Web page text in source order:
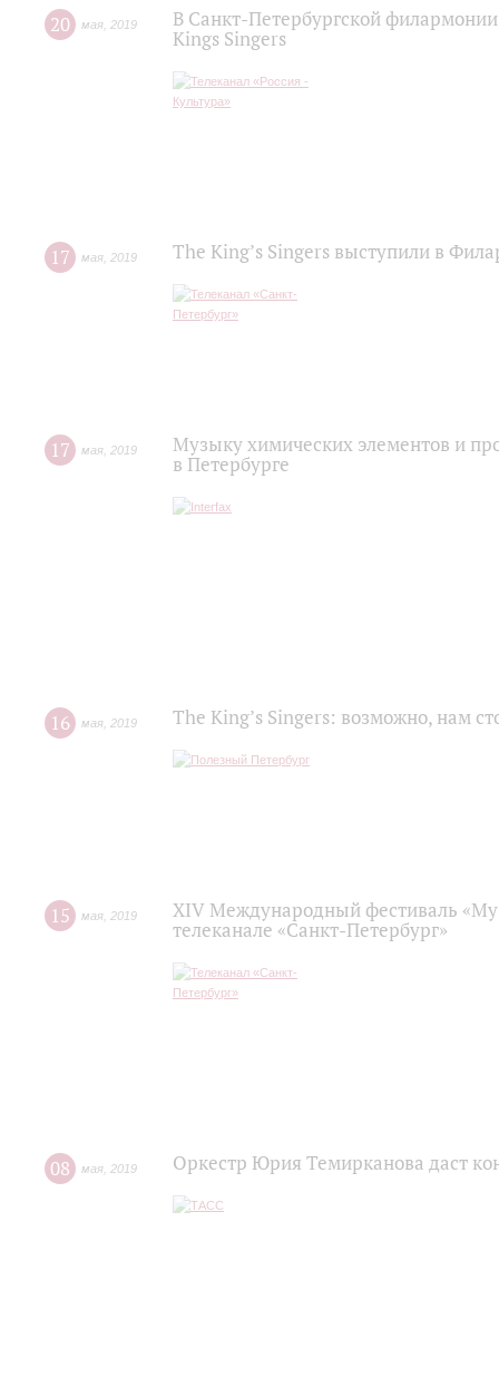
20 мая 2019
В Санкт-Петербургской
Kings Singers
17 мая 2019 The King’s Singers выступили в
17 мая 2019
Музыку химических элементов и
в Петербурге
16 мая 2019 The King’s Singers: возможно, нам
15 мая 2019
XIV Международный фестиваль
телеканале «Санкт-Петербург»
08 мая 2019 Оркестр Юрия Темирканова даст